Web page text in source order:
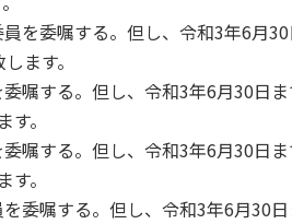
委嘱する。但し、令和3年6月
ます。
する。但し、令和3年6月30日
。
する。但し、令和3年6月30日
。
嘱する。但し、令和3年6月30